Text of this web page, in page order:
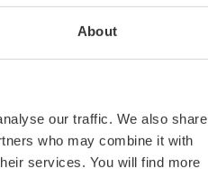
About
our traffic. We also share
who may combine it with
services. You will find more